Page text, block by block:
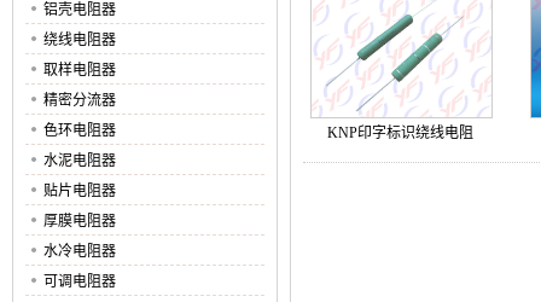
KNP印字标识绕线电阻
铝壳电阻器
绕线电阻器
取样电阻器
精密分流器
色环电阻器
水泥电阻器
贴片电阻器
厚膜电阻器
水冷电阻器
可调电阻器